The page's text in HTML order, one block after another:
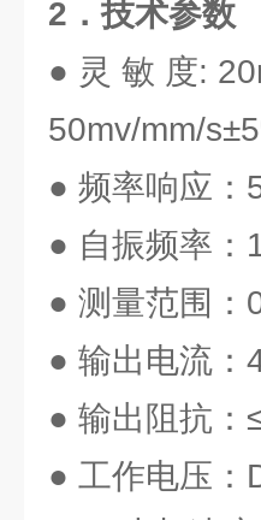
2．技术参数
● 灵 敏 度:
50mv/mm/
● 频率响应：
● 自振频率：
● 测量范围：
● 输出电流：
● 输出阻抗：
● 工作电压：